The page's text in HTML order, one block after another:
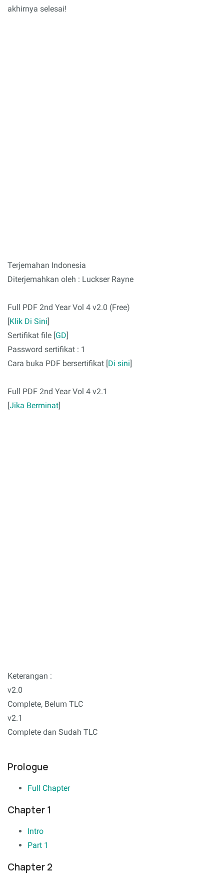
akhirnya selesai!
Terjemahan Indonesia
Diterjemahkan oleh : Luckser Rayne
Full PDF 2nd Year Vol 4 v2.0 (Free)
[Klik Di Sini]
Sertifikat file [GD]
Password sertifikat : 1
Cara buka PDF bersertifikat [Di sini]
Full PDF 2nd Year Vol 4 v2.1
[Jika Berminat]
Keterangan :
v2.0
Complete, Belum TLC
v2.1
Complete dan Sudah TLC
Prologue
Full Chapter
Chapter 1
Intro
Part 1
Chapter 2